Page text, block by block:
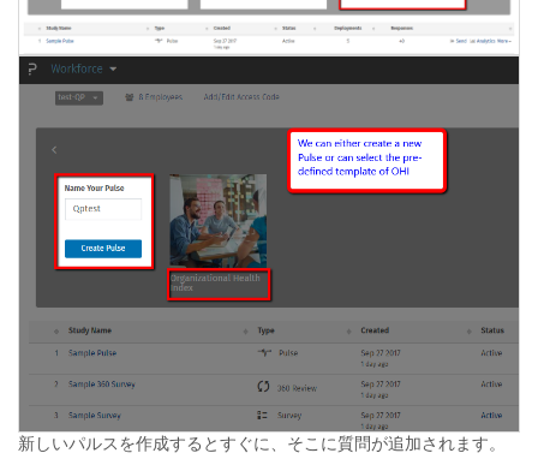
新しいパルスを作成するとすぐに、そこに質問が追加されます。